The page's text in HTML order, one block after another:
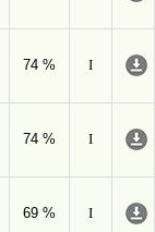
74 %
I
74 %
I
69 %
I